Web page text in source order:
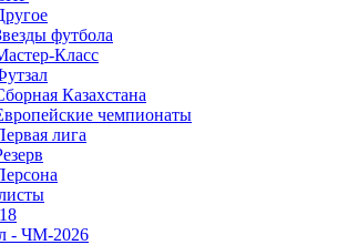
футбола
Класс
Казахстана
чемпионаты
лига
- ЧМ-2026